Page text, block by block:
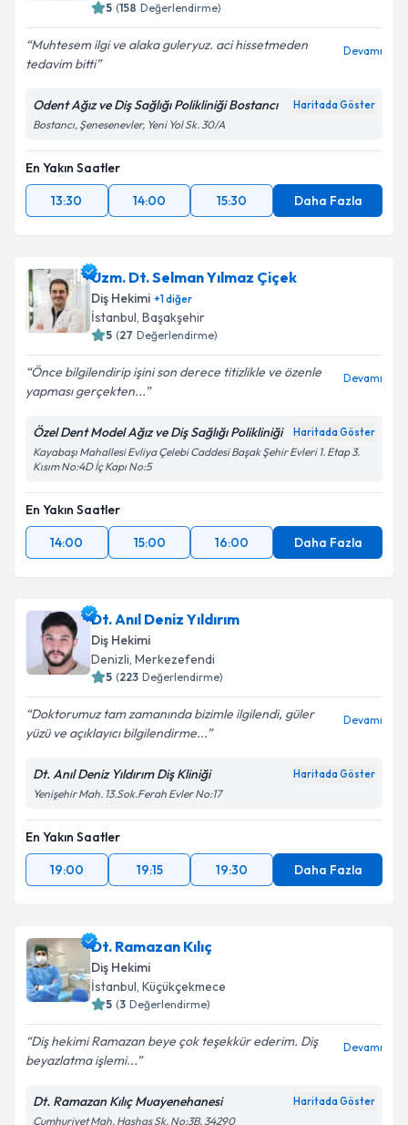
5 (158 Değerlendirme)
Muhtesem ilgi ve alaka guleryuz. aci hissetmeden
tedavim bitti
Devamı
Odent Ağız ve Diş Sağlığı Polikliniği Bostancı Haritada Göster
Bostancı, Şenesenevler, Yeni Yol Sk. 30/A
En Yakın Saatler
13:30
14:00 15:30 Daha Fazla
Uzm. Dt. Selman Yılmaz Çiçek
Diş Hekimi +1diğer
İstanbul, Başakşehir
5 (27 Değerlendirme)
Önce bilgilendirip işini son derece titizlikle ve özenle
yapması gerçekten...
Devamı
Özel Dent Model Ağız ve Diş Sağlığı Polikliniği Haritada Göster
Kayabaşı Mahallesi Evliya Çelebi Caddesi Başak Şehir Evleri 1. Etap 3.
Kısım No:4D İç Kapı No:5
En Yakın Saatler
14:00
15:00 16:00 Daha Fazla
Dt. Anıl Deniz Yıldırım
Diş Hekimi
Denizli, Merkezefendi
5 (223 Değerlendirme)
Doktorumuz tam zamanında bizimle ilgilendi, güler
yüzü ve açıklayıcı bilgilendirme...
Devamı
Dt. Anıl Deniz Yıldırım Diş Kliniği Haritada Göster
Yenişehir Mah. 13.Sok.Ferah Evler No:17
En Yakın Saatler
19:00
19:15 19:30 Daha Fazla
Dt. Ramazan Kılıç
Diş Hekimi
İstanbul, Küçükçekmece
5 (3 Değerlendirme)
Diş hekimi Ramazan beye çok teşekkür ederim. Diş
beyazlatma işlemi...
Devamı
Dt. Ramazan Kılıç Muayenehanesi Haritada Göster
Cumhuriyet Mah. Haşhaş Sk. No:3B, 34290